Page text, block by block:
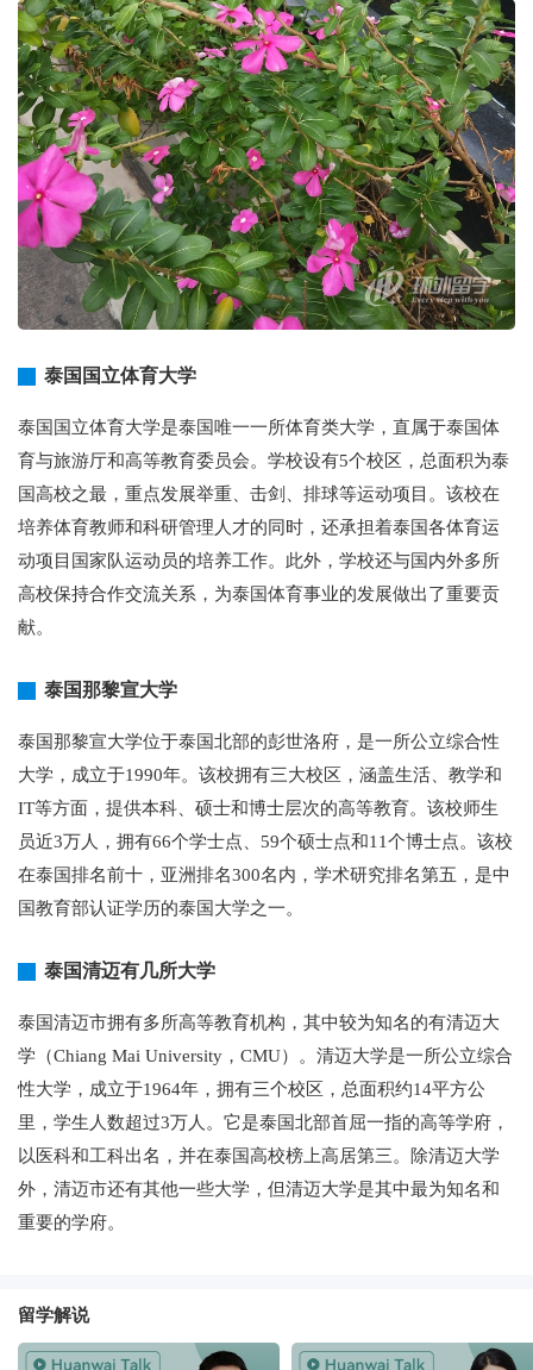
泰国国立体育大学
泰国国立体育大学是泰国唯一一所体育类大学，直属于泰国体
育与旅游厅和高等教育委员会。学校设有5个校区，总面积为泰
国高校之最，重点发展举重、击剑、排球等运动项目。该校在
培养体育教师和科研管理人才的同时，还承担着泰国各体育运
动项目国家队运动员的培养工作。此外，学校还与国内外多所
高校保持合作交流关系，为泰国体育事业的发展做出了重要贡
献。
泰国那黎宣大学
泰国那黎宣大学位于泰国北部的彭世洛府，是一所公立综合性
大学，成立于1990年。该校拥有三大校区，涵盖生活、教学和
IT等方面，提供本科、硕士和博士层次的高等教育。该校师生
员近3万人，拥有66个学士点、59个硕士点和11个博士点。该校
在泰国排名前十，亚洲排名300名内，学术研究排名第五，是中
国教育部认证学历的泰国大学之一。
泰国清迈有几所大学
泰国清迈市拥有多所高等教育机构，其中较为知名的有清迈大
学（Chiang Mai University，CMU）。清迈大学是一所公立综合
性大学，成立于1964年，拥有三个校区，总面积约14平方公
里，学生人数超过3万人。它是泰国北部首屈一指的高等学府，
以医科和工科出名，并在泰国高校榜上高居第三。除清迈大学
外，清迈市还有其他一些大学，但清迈大学是其中最为知名和
重要的学府。
留学解说